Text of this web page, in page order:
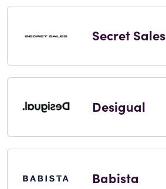
Secret Sales
Desigual
Babista